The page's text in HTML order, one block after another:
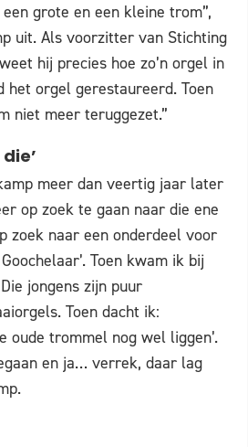
grote en een kleine trom”,
uit. Als voorzitter van Stichting
hij precies hoe zo’n orgel in
het orgel gerestaureerd. Toen
niet meer teruggezet.”
meer dan veertig jaar later
op zoek te gaan naar die ene
zoek naar een onderdeel voor
Toen kwam ik bij
jongens zijn puur
Toen dacht ik:
oude trommel nog wel liggen’.
en ja… verrek, daar lag